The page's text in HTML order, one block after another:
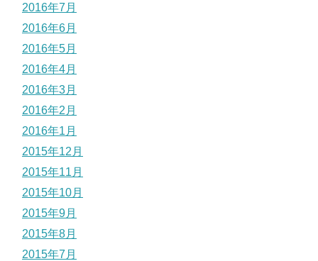
2016年7月
2016年6月
2016年5月
2016年4月
2016年3月
2016年2月
2016年1月
2015年12月
2015年11月
2015年10月
2015年9月
2015年8月
2015年7月